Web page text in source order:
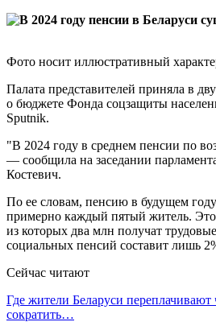
Фото носит иллюстративный
Палата представителей приняла в
о бюджете Фонда соцзащиты
Sputnik.
"В 2024 году в среднем пенсии по
— сообщила на заседании
Костевич.
По ее словам, пенсию в будущем году
примерно каждый пятый житель. Это
из которых два млн получат
социальных пенсий составит лишь
Сейчас читают
Где жители Беларуси переплачивают
сократить…